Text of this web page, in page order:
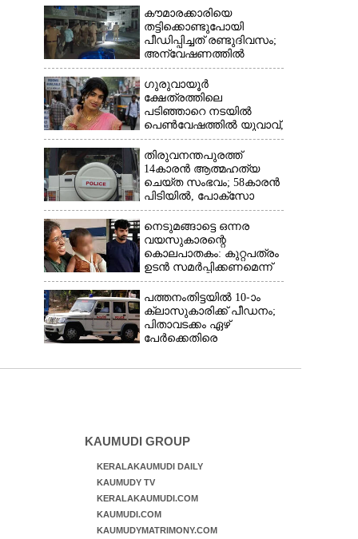
കൗമാരക്കാരിയെ
തട്ടിക്കൊണ്ടുപോയി
പീഡിപ്പിച്ചത് രണ്ടുദിവസം;
അന്വേഷണത്തിൽ
നിർണായകമായത്
ഓൺലൈൻ ഫുഡ്
ഡെലിവറി
ഗുരുവായൂർ
ക്ഷേത്രത്തിലെ
പടിഞ്ഞാറെ നടയിൽ
പെൺവേഷത്തിൽ യുവാവ്,​
കസ്റ്റഡിയിലെടുത്തപ്പോൾ
തെളിഞ്ഞത്
വൻഗൂഢാലോചന
തിരുവനന്തപുരത്ത്
14കാരൻ ആത്മഹത്യ
ചെയ്ത സംഭവം; 58കാരൻ
പിടിയിൽ, പോക്‌സോ
ചുമത്തി അറസ്റ്റ്
നെടുമങ്ങാട്ടെ ഒന്നര
വയസുകാരന്റെ
കൊലപാതകം: കുറ്റപത്രം
ഉടൻ സമർപ്പിക്കണമെന്ന്
ഹൈക്കോടതി
പത്തനംതിട്ടയിൽ 10-ാം
ക്ലാസുകാരിക്ക് പീഡനം;
പിതാവടക്കം ഏഴ്
പേർക്കെതിരെ
മൂന്നുപേർ അറസ്റ്റിൽ
KAUMUDI GROUP
KERALAKAUMUDI DAILY
KAUMUDY TV
KERALAKAUMUDI.COM
KAUMUDI.COM
KAUMUDYMATRIMONY.COM